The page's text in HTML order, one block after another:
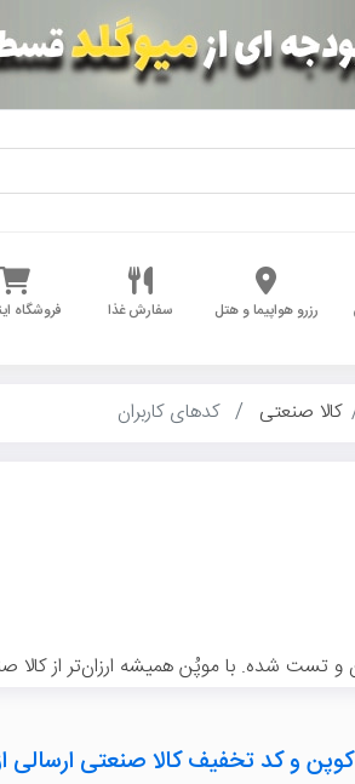
رزرو هواپیما و هتل سفارش غذا فروشگاه
کالا صنعتی کدهای کاربران
و تست شده. با موپُن همیشه ارزان‌تر از کالا
کوپن و کد تخفیف کالا صنعتی ارسالی